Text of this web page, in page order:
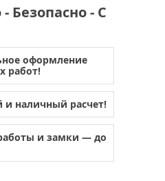
Безопасно - С
оформление
работ!
и наличный расчет!
и замки — до